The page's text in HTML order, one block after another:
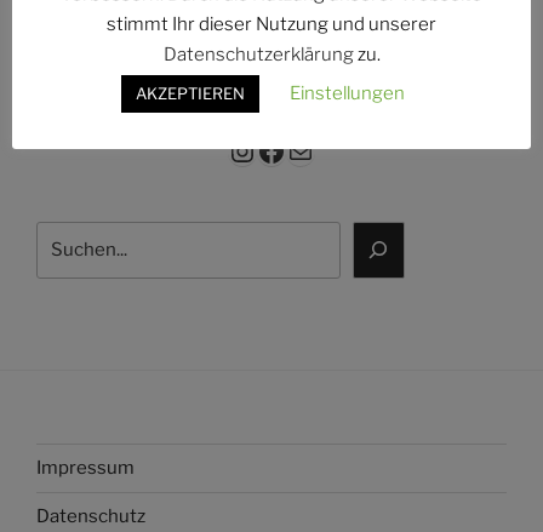
Instagram
Facebook
E-Mail
Impressum
Datenschutz
stimmt Ihr dieser Nutzung und unserer
Datenschutzerklärungzu.
AKZEPTIEREN Einstellungen